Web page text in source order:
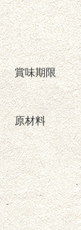
賞味期限
原材料